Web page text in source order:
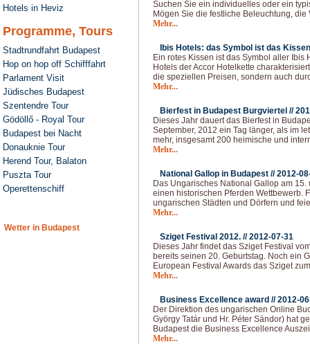
Hotels in Heviz
Programme, Tours
Stadtrundfahrt Budapest
Hop on hop off Schifffahrt
Parlament Visit
Jüdisches Budapest
Szentendre Tour
Gödöllő - Royal Tour
Budapest bei Nacht
Donauknie Tour
Herend Tour, Balaton
Puszta Tour
Operettenschiff
Wetter in Budapest
Suchen Sie ein individuelles oder ein
Mögen Sie die festliche Beleuchtung,
Mehr...
Ibis Hotels: das Symbol ist das
Ein rotes Kissen ist das Symbol aller Ibis
Hotels der Accor Hotelkette
die speziellen Preisen, sondern auch
Mehr...
Bierfest in Budapest Burgviertel //
Dieses Jahr dauert das Bierfest in
September, 2012 ein Tag länger, als im
mehr, insgesamt 200 heimische und
Mehr...
National Gallop in Budapest //2012-
Das Ungarisches National Gallop am 15.
einen historischen Pferden Wettbewerb.
ungarischen Städten und Dörfern und
Mehr...
Sziget Festival 2012. //2012-07-31
Dieses Jahr findet das Sziget Festival
bereits seinen 20. Geburtstag. Noch ein
European Festival Awards das Sziget
Mehr...
Business Excellence award //2012-
Der Direktion des ungarischen Online
György Tatár und Hr. Péter Sándor) hat
Budapest die Business Excellence
Mehr...